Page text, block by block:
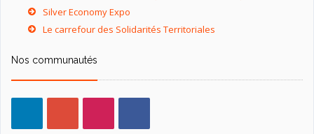
Silver Economy Expo
Le carrefour des Solidarités Territoriales
Nos communautés